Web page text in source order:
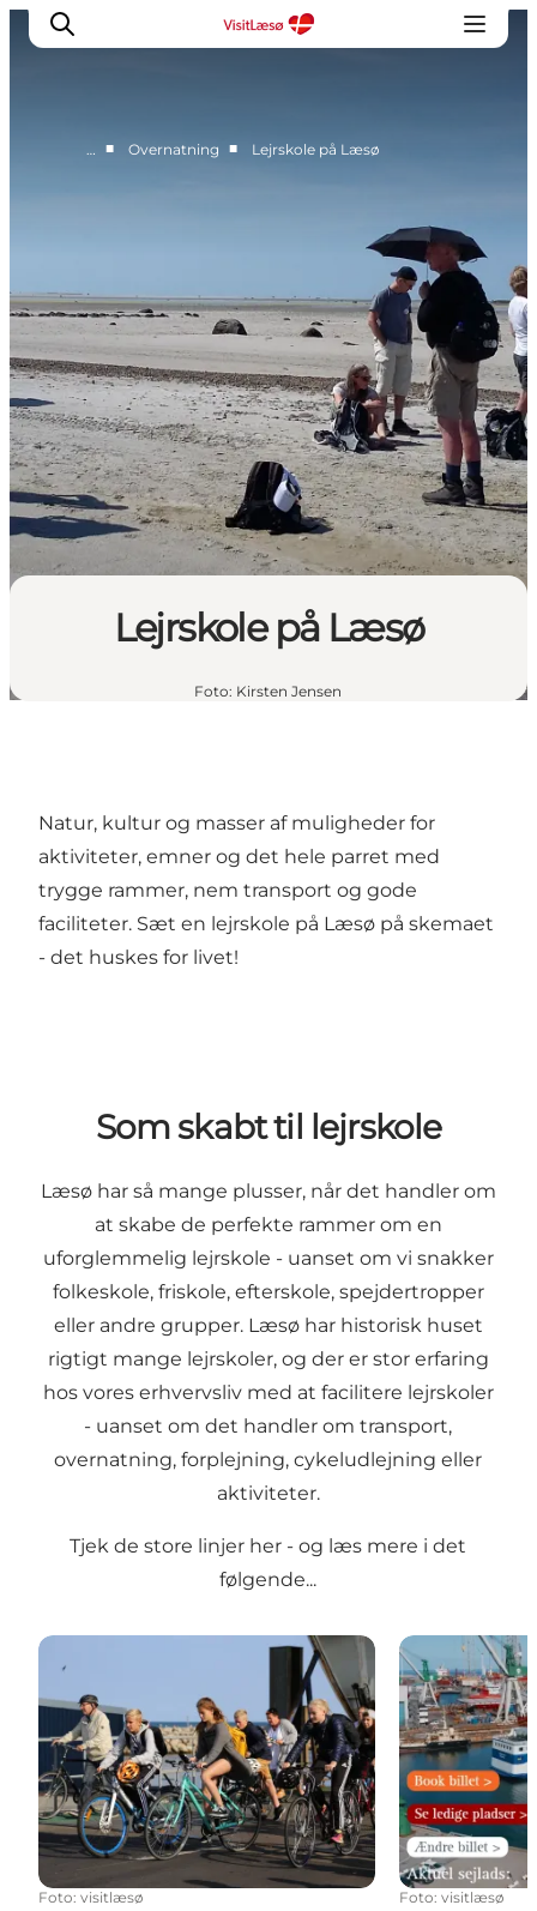
Overnatning
Planlæg din tur
Praktisk info
Åbningstider
… ■ Overnatning ■ Lejrskole på Læsø
Lejrskole på Læsø
Foto: Kirsten Jensen
Natur, kultur og masser af muligheder for
aktiviteter, emner og det hele parret med
trygge rammer, nem transport og gode
faciliteter. Sæt en lejrskole på Læsø på skemaet
- det huskes for livet!
Som skabt til lejrskole
Læsø har så mange plusser, når det handler om
at skabe de perfekte rammer om en
uforglemmelig lejrskole - uanset om vi snakker
folkeskole, friskole, efterskole, spejdertropper
eller andre grupper. Læsø har historisk huset
rigtigt mange lejrskoler, og der er stor erfaring
hos vores erhvervsliv med at facilitere lejrskoler
- uanset om det handler om transport,
overnatning, forplejning, cykeludlejning eller
aktiviteter.
Tjek de store linjer her - og læs mere i det
følgende...
DSB Skolerejser
Foto: visitlæsø
Kom godt til
Foto: visitlæsø